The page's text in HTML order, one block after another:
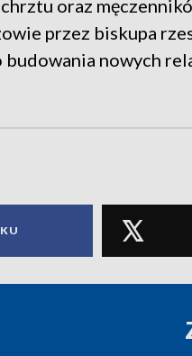
oraz
przez biskupa
nowych